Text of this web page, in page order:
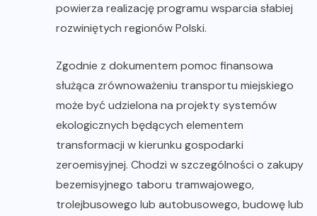
powierza realizację programu wsparcia słabiej
rozwiniętych regionów Polski.
Zgodnie z dokumentem pomoc finansowa
służąca zrównoważeniu transportu miejskiego
może być udzielona na projekty systemów
ekologicznych będących elementem
transformacji w kierunku gospodarki
zeroemisyjnej. Chodzi w szczególności o zakupy
bezemisyjnego taboru tramwajowego,
trolejbusowego lub autobusowego, budowę lub